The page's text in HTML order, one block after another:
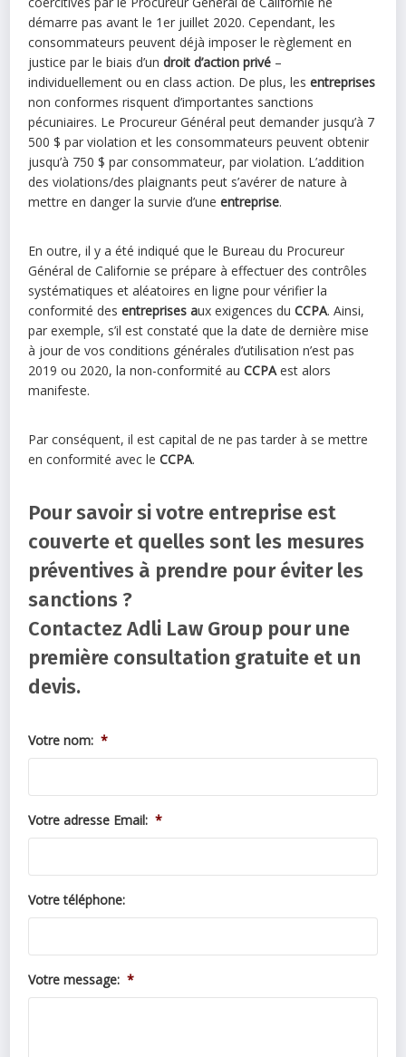
démarre pas avant le 1er juillet 2020. Cependant, les
consommateurs peuvent déjà imposer le règlement en
justice par le biais d’undroit d’action privé –
individuellement ou en class action. De plus, les entreprises
non conformes risquent d’importantes sanctions
pécuniaires. Le Procureur Général peut demander jusqu’à 7
500 $ par violation et les consommateurs peuvent obtenir
jusqu’à 750 $ par consommateur, par violation. L’addition
des violations/des plaignants peut s’avérer de nature à
mettre en danger la survie d’uneentreprise.
En outre, il y a été indiqué que le Bureau du Procureur
Général de Californie se prépare à effectuer des contrôles
systématiques et aléatoires en ligne pour vérifier la
conformité desentreprises aux exigences du CCPA. Ainsi,
par exemple, s’il est constaté que la date de dernière mise
à jour de vos conditions générales d’utilisation n’est pas
2019 ou 2020, la non-conformité auCCPA est alors
manifeste.
Par conséquent, il est capital de ne pas tarder à se mettre
en conformité avec leCCPA.
Pour savoir si votre entreprise est
couverte et quelles sont les mesures
préventives à prendre pour éviter les
sanctions ?
Contactez Adli Law Group pour une
première consultation gratuite et un
devis.
Votre nom: *
Votre adresse Email: *
Votre téléphone:
Votre message: *